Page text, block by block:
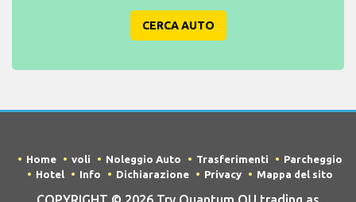
CERCA AUTO
Home voli Noleggio Auto Trasferimenti
Parcheggio
Hotel
Info Dichiarazione Privacy Mappa del sito